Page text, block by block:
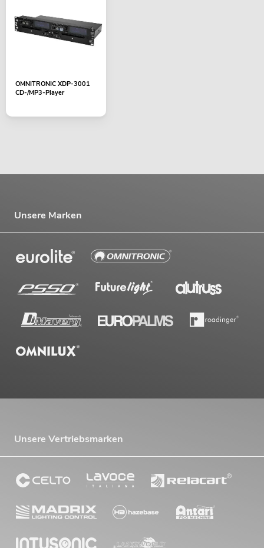
OMNITRONIC XDP-3001
CD-/MP3-Player
Unsere Marken
Unsere Vertriebsmarken